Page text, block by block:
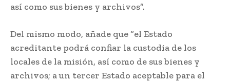
así como sus bienes y archivos”.
Del mismo modo, añade que “el Estado
acreditante podrá confiar la custodia de los
locales de la misión, así como de sus bienes y
archivos; a un tercer Estado aceptable para el